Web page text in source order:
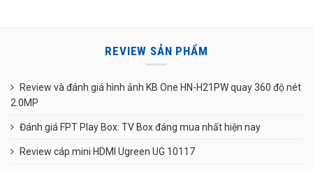
REVIEW SẢN PHẨM
Review và đánh giá hình ảnh KB One HN-H21PW quay 360 độ nét
2.0MP
Đánh giá FPT Play Box: TV Box đáng mua nhất hiện nay
Review cáp mini HDMI Ugreen UG 10117